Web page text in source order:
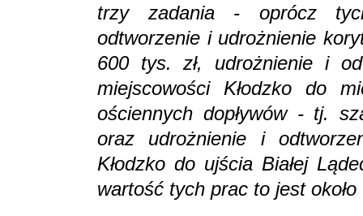
trzy zadania - oprócz
odtworzenie i udrożnienie
600 tys. zł, udrożnienie i
miejscowości Kłodzko do
ościennych dopływów - tj.
oraz udrożnienie i
Kłodzko do ujścia Białej
wartość tych prac to jest